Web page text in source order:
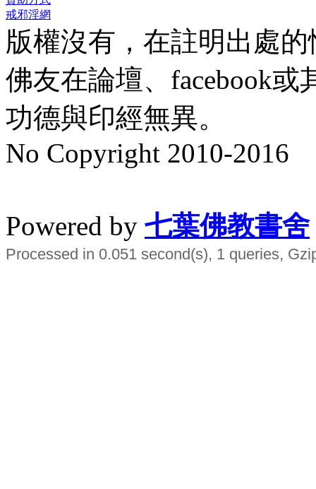
戒邪淫網
版權沒有，在註明出處
佛友在論壇、facebook
功德與印經無異。
No Copyright 2010-2016
Powered by 七葉佛教書舍
Processed in 0.051 second(s), 1 queries,